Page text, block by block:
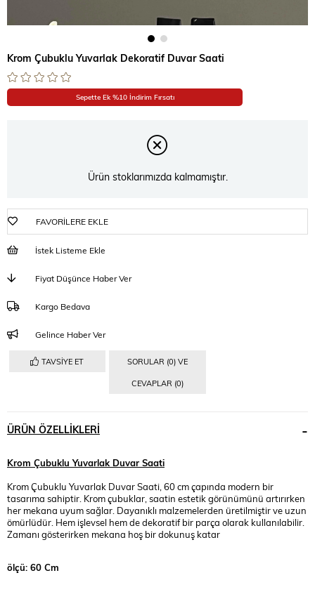
Krom Çubuklu Yuvarlak Dekoratif Duvar Saati
Sepette Ek %10 İndirim Fırsatı
Ürün stoklarımızda kalmamıştır.
FAVORILERE EKLE
İstek Listeme Ekle
Fiyat Düşünce Haber Ver
Kargo Bedava
Gelince Haber Ver
TAVSIYE ET SORULAR (0) VE
CEVAPLAR (0)
ÜRÜN ÖZELLIKLERI
Krom Çubuklu Yuvarlak Duvar Saati
Krom Çubuklu Yuvarlak Duvar Saati, 60 cm çapında modern bir
tasarıma sahiptir. Krom çubuklar, saatin estetik görünümünü artırırken
her mekana uyum sağlar. Dayanıklı malzemelerden üretilmiştir ve uzun
ömürlüdür. Hem işlevsel hem de dekoratif bir parça olarak kullanılabilir.
Zamanı gösterirken mekana hoş bir dokunuş katar
ölçü: 60 Cm